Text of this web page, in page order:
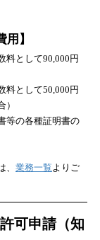
用】
料として90,000円
料として50,000円
）
等の各種証明書の
業務一覧よりご
可申請（知